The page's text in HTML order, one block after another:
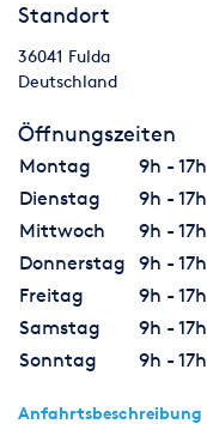
Standort
36041 Fulda
Deutschland
Öffnungszeiten
Montag
9h - 17h
Dienstag
9h - 17h
Mittwoch
9h - 17h
Donnerstag
9h - 17h
Freitag
9h - 17h
Samstag
9h - 17h
Sonntag
9h - 17h
Anfahrtsbeschreibung